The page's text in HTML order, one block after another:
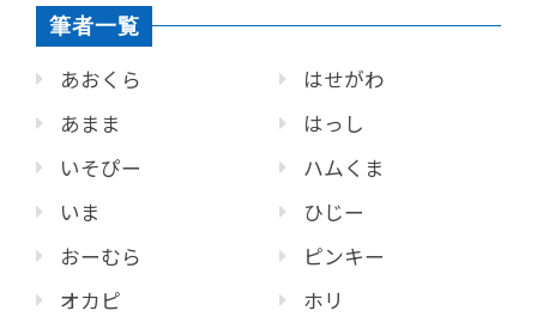
筆者一覧
あおくら
あまま
いそぴー
いま
おーむら
オカピ
はせがわ
はっし
ハムくま
ひじー
ピンキー
ホリ